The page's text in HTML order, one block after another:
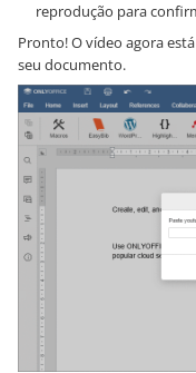
reprodução para
Pronto! O vídeo agora
seu documento.